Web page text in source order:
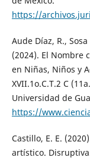
https://
Aude Díaz, R.,
(2024). El Nombre
en Niñas, Niños y
XVII.1o.C.T.2 C
Universidad de
https://
Castillo, E. E.
artístico.